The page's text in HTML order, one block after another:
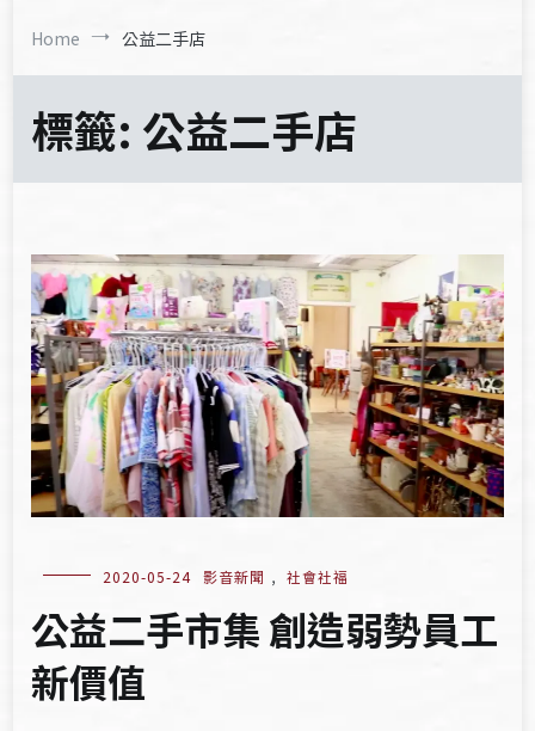
Home 公益二手店
標籤: 公益二手店
2020-05-24 影音新聞 , 社會社福
公益二手市集 創造弱勢員工
新價值